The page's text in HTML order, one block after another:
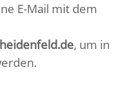
E-Mail mit dem
, um in